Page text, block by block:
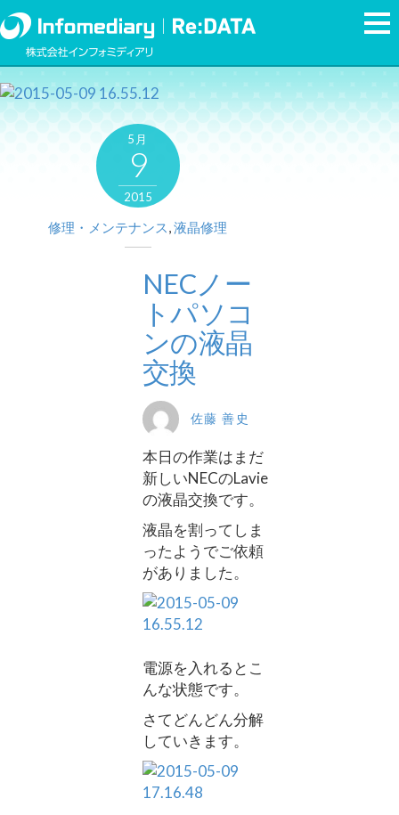
5月
9
2015
修理・メンテナンス,液晶修理
NECノー
トパソコ
ンの液晶
交換
佐藤 善史
本日の作業はまだ
新しいNECのLavie
の液晶交換です。
液晶を割ってしま
ったようでご依頼
がありました。
電源を入れるとこ
んな状態です。
さてどんどん分解
していきます。